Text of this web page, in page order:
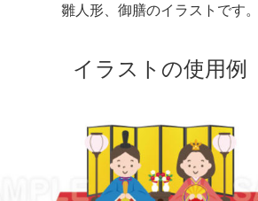
雛人形、御膳のイラストです
イラストの使用例